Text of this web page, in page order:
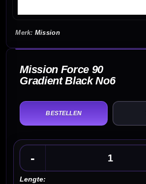
Mission
Mission Force 90
Gradient Black No6
-
Lengte: